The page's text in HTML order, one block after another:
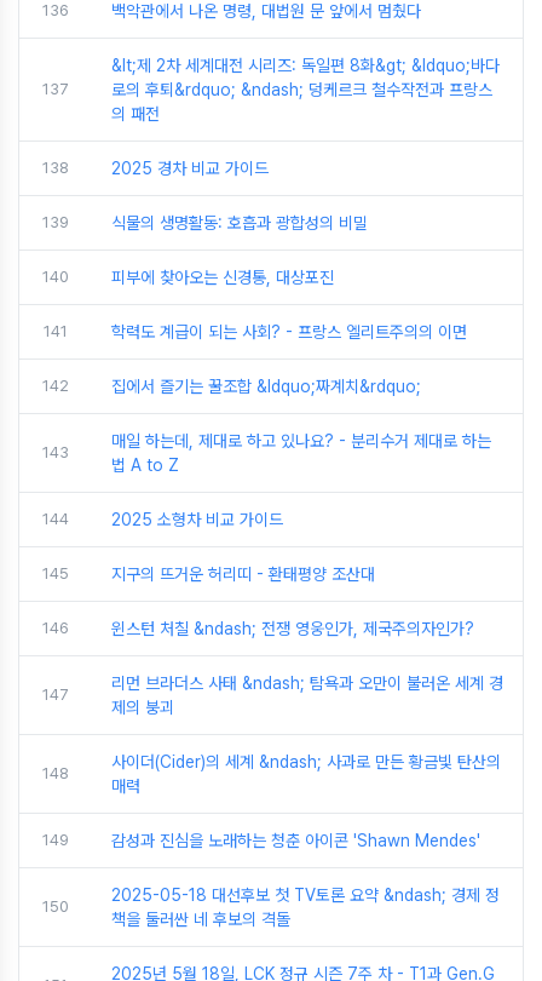
136 백악관에서 나온 명령, 대법원 문 앞에서 멈췄다
137
&lt;제 2차 세계대전 시리즈: 독일편 8화&gt; &ldquo;바다
로의 후퇴&rdquo; &ndash; 덩케르크 철수작전과 프랑스
의 패전
138 2025 경차 비교 가이드
139 식물의 생명활동: 호흡과 광합성의 비밀
140 피부에 찾아오는 신경통, 대상포진
141 학력도 계급이 되는 사회? - 프랑스 엘리트주의의 이면
142 집에서 즐기는 꿀조합 &ldquo;짜계치&rdquo;
143
매일 하는데, 제대로 하고 있나요? - 분리수거 제대로 하는
법 A to Z
144 2025 소형차 비교 가이드
145 지구의 뜨거운 허리띠 - 환태평양 조산대
146 윈스턴 처칠 &ndash; 전쟁 영웅인가, 제국주의자인가?
147
리먼 브라더스 사태 &ndash; 탐욕과 오만이 불러온 세계 경
제의 붕괴
148
사이더(Cider)의 세계 &ndash; 사과로 만든 황금빛 탄산의
매력
149 감성과 진심을 노래하는 청춘 아이콘 'Shawn Mendes'
150
2025-05-18 대선후보 첫 TV토론 요약 &ndash; 경제 정
책을 둘러싼 네 후보의 격돌
2025년 5월 18일, LCK 정규 시즌 7주 차 - T1과 Gen.G